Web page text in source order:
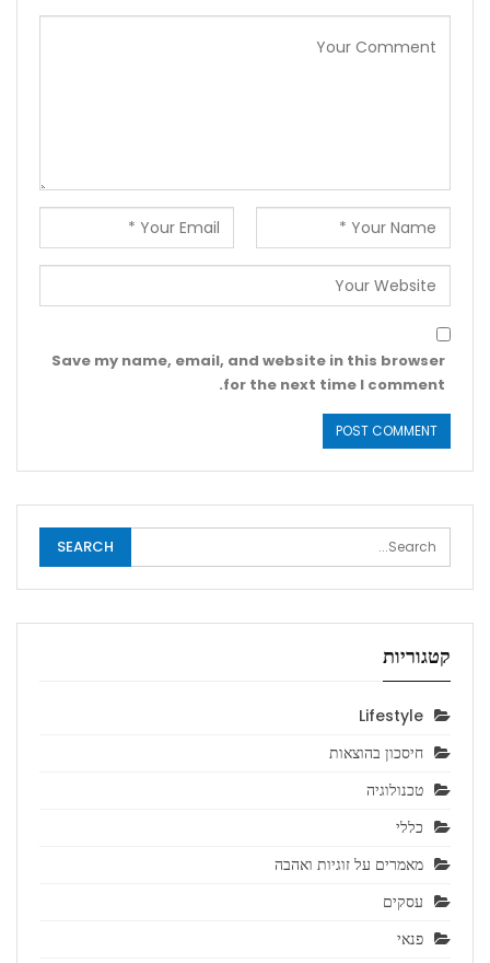
Save my name, email, and website in this browser
for the next time I comment.
קטגוריות
Lifestyle
חיסכון בהוצאות
טכנולוגיה
כללי
מאמרים על זוגיות ואהבה
עסקים
פנאי